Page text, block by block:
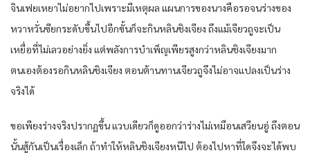
จิน​เฟย​เหยา​ไม่อยาก​ไปเพราะ​มีเหตุผล​ แผนการ​ของ​นาง​คือ​รอ​จน​ร่าง​ของ​
หวา​หวั่น​ซียกระดับ​ขึ้นไป​อีก​ขั้น​ก็​จะกิน​หลิน​ชิงเจียง​ ถึงแม้เจียว​ถูจะเป็น​
เหยื่อ​ที่​ไม่เลว​อย่างยิ่ง​ แต่​พลัง​การ​บำเพ็ญ​เพียร​สูงกว่า​หลิน​ชิงเจียง​มาก​
ตนเอง​ต้อง​รอ​กิน​หลิน​ชิงเจียง​ ตอน​ต้านทาน​เจียว​ถูจึงไม่อาจ​แปลง​เป็น​ร่าง​
จริง​ได้​
ขอ​เพียง​ร่าง​จริง​ปรากฏ​ขึ้น​ แวบเดียว​ก็​ดูออก​ว่า​ร่าง​ไม่เหมือน​เสวียน​อู่​ ถึงตอน
นั้น​สู้กัน​เป็น​เรื่องเล็ก​ ถ้าทำให้​หลิน​ชิงเจียง​หนี​ไป ต้อง​ไปหา​ที่ใด​จึงจะได้​พบ​